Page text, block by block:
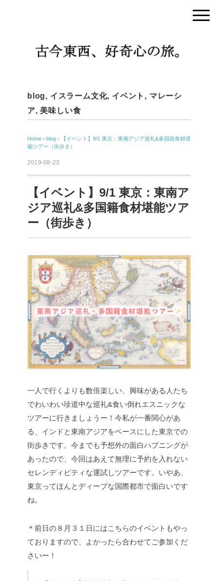
blog, イスラーム文化, イベント , マレーシ
ア, 美味しい食
Home › blog ›
【イベント】9/1 東京：東南アジア巡礼&多国籍食材堪
能ツアー（街歩き）
2019-08-23
【イベント】9/1 東京：東南ア
ジア巡礼&多国籍食材堪能ツア
ー（街歩き）
一人で行くよりも数倍楽しい、興味がある人たち
でわいわい珍道中な巡礼&食い倒れエスニックな
ツアーに行きましょうー！今私が一番関心があ
る、インドと東南アジアをベースにした東京での
街歩きです。今までも予想外の面白ハプニングが
あったので、今回はあえて無理に予約を入れない
セレンディピティな運試しツアーです。いやあ、
東京ってほんとディープな国際都市で面白いです
ね。
＊前日の８月３１日にはこちらのイベントもやっ
ておりますので、よかったら合わせてご参加くだ
さいー！